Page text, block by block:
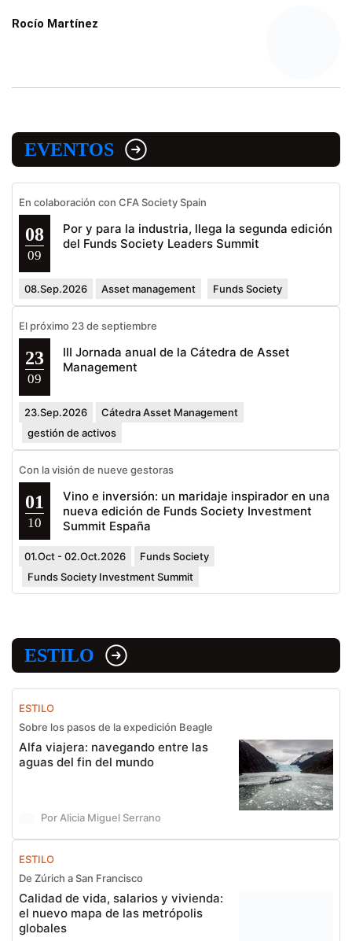
Rocío Martínez
EVENTOS
En colaboración con CFA Society Spain
08
09
Por y para la industria, llega la segunda edición
del Funds Society Leaders Summit
08.Sep.2026 Asset management Funds Society
El próximo 23 de septiembre
23
09
III Jornada anual de la Cátedra de Asset
Management
23.Sep.2026
Cátedra Asset Management
gestión de activos
Con la visión de nueve gestoras
01
10
Vino e inversión: un maridaje inspirador en una
nueva edición de Funds Society Investment
Summit España
01.Oct - 02.Oct.2026
Funds Society
Funds Society Investment Summit
ESTILO
ESTILO
Sobre los pasos de la expedición Beagle
Alfa viajera: navegando entre las
aguas del fin del mundo
Por Alicia Miguel Serrano
ESTILO
De Zúrich a San Francisco
Calidad de vida, salarios y vivienda:
el nuevo mapa de las metrópolis
globales